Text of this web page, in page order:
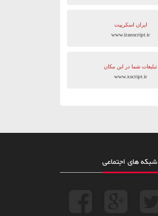
ایران اسکریپت
www.iranscript.ir
تبلیغات شما در این مکان
www.xscript.ir
شبکه های اجتماعی